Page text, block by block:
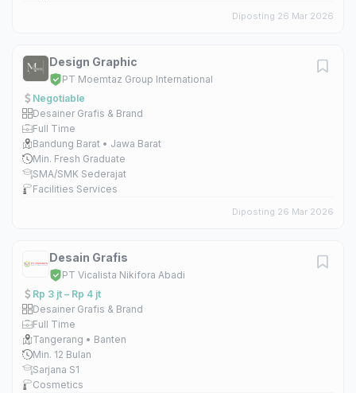
Diposting 26 Mar 2026
Design Graphic
PT Moemtaz Group International
Negotiable
Desainer Grafis & Brand
Full Time
Bandung Barat • Jawa Barat
Min. Fresh Graduate
SMA/SMK Sederajat
Facilities Services
Diposting 26 Mar 2026
Desain Grafis
PT Vicalista Nikifora Abadi
Rp 3 jt – Rp 4 jt
Desainer Grafis & Brand
Full Time
Tangerang • Banten
Min. 12 Bulan
Sarjana S1
Cosmetics